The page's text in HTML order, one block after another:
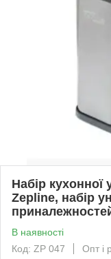
Набір кухонної
Zepline, набір
В наявності
Код: ZP 047
Опт і